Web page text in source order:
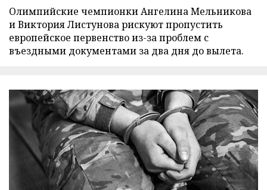
Олимпийские чемпионки Ангелина Мельникова
и Виктория Листунова рискуют пропустить
европейское первенство из-за проблем с
въездными документами за два дня до вылета.